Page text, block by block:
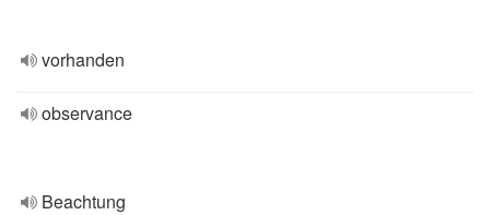
vorhanden
observance
Beachtung